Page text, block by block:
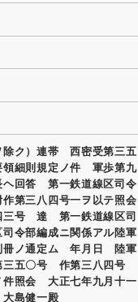
ク）連帯 西密受第三五
細則規定ノ件 軍歩第九
回答 第一鉄道線区司令
第三八四号一ヲ以テ照会
三号 達 第一鉄道線区司
令部編成ニ関係アル陸軍
冊ノ通定ム 年月日 陸軍
五〇号 作第三八四号
件照会 大正七年九月十一
島健一殿